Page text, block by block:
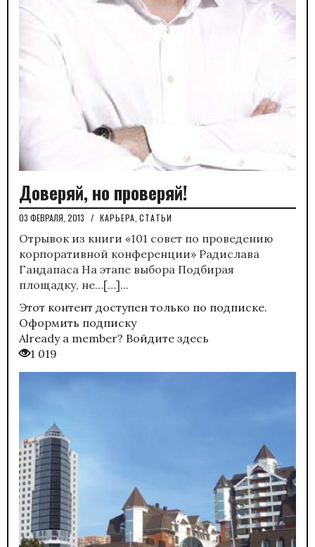
Доверяй, но проверяй!
03 ФЕВРАЛЯ, 2013 / КАРЬЕРА СТАТЬИ
Отрывок из книги «101 совет по проведению
корпоративной конференции» Радислава
Гандапаса На этапе выбора Подбирая
площадку, не…[…]...
Этот контент доступен только по подписке.
Оформить подписку
Already a member? Войдите здесь
1 019